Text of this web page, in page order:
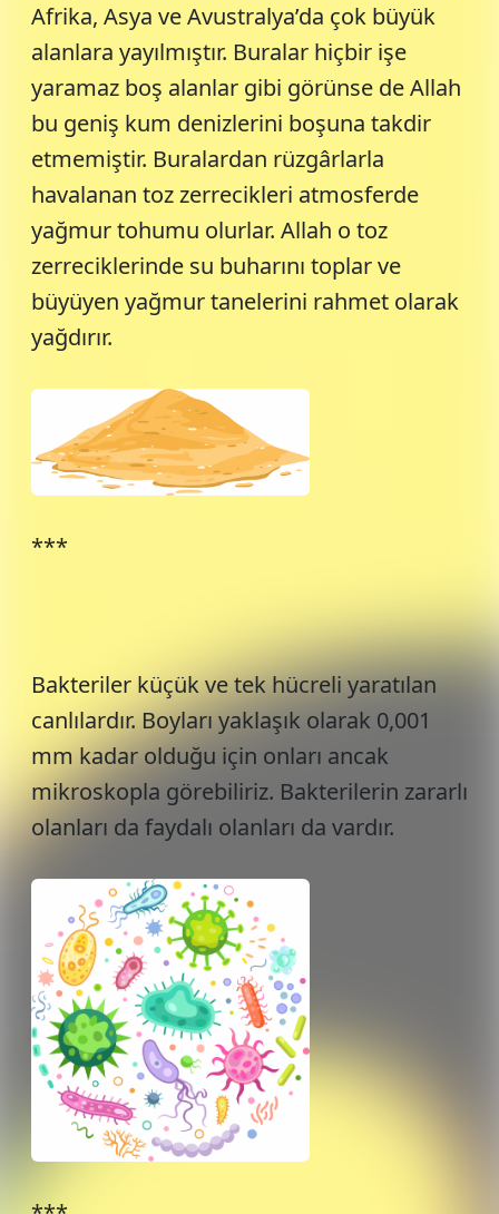
Afrika, Asya ve Avustralya’da çok büyük
alanlara yayılmıştır. Buralar hiçbir işe
yaramaz boş alanlar gibi görünse de Allah
bu geniş kum denizlerini boşuna takdir
etmemiştir. Buralardan rüzgârlarla
havalanan toz zerrecikleri atmosferde
yağmur tohumu olurlar. Allah o toz
zerreciklerinde su buharını toplar ve
büyüyen yağmur tanelerini rahmet olarak
yağdırır.
***
Bakteriler küçük ve tek hücreli yaratılan
canlılardır. Boyları yaklaşık olarak 0,001
mm kadar olduğu için onları ancak
mikroskopla görebiliriz. Bakterilerin zararlı
olanları da faydalı olanları da vardır.